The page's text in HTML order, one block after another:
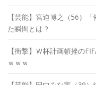
【芸能】宮迫博之（56）
た瞬間とは？
【衝撃】Ｗ杯計画頓挫の
ｗｗｗ